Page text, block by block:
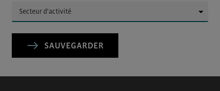
SAUVEGARDER